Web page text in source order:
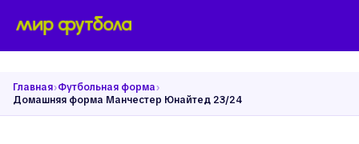
Главная›Футбольная форма›
Домашняя форма Манчестер Юнайтед 23/24